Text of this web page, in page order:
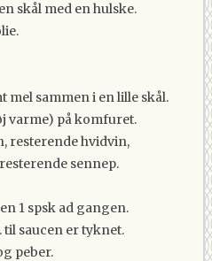
skål med en hulske.
mel sammen i en lille skål.
varme) på komfuret.
resterende hvidvin,
sennep.
1 spsk ad gangen.
til saucen er tyknet.
peber.